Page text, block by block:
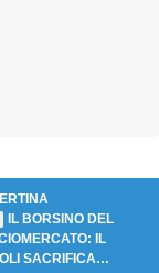
IL BORSINO DEL
IL
SACRIFICA